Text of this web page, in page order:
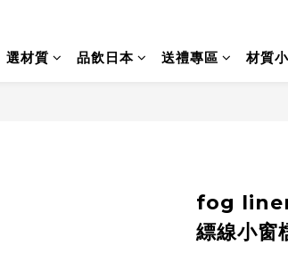
選材質 品飲日本 送禮專區 材質
fog
縹線小窗